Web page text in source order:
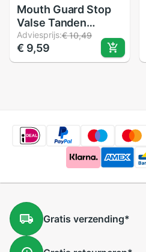
Mouth Guard Stop
Valse Tanden
Slijpen Anti Snurken
Bruxisme Met Case
Opbergdoos Slaap
Adviesprijs:€ 10,49
€ 9,59
Gratis verzending*